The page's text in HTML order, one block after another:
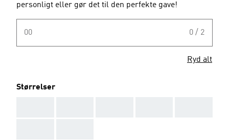
personligt eller gør det til den perfekte gave!
00 0 / 2
Ryd alt
Størrelser